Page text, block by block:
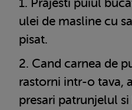
Prajesti puiul
ulei de masline cu
pisat.
Cand carnea de
rastorni intr-o tava,
presari patrunjelul